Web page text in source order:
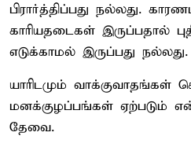
பிரார்த்திப்பது நல்லது.
காரியதடைகள் இருப்பதால்
எடுக்காமல் இருப்பது நல்லது.
யாரிடமும் வாக்குவாதங்கள்
மனக்குழப்பங்கள் ஏற்படும்
தேவை.